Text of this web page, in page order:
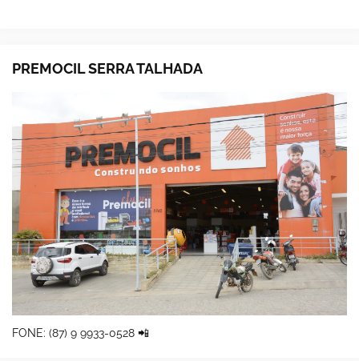
PREMOCIL SERRA TALHADA
FONE: (87) 9 9933-0528 📲